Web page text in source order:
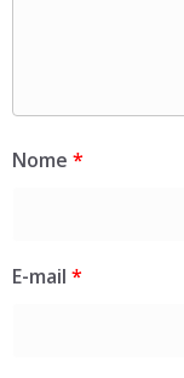
Nome *
E-mail *